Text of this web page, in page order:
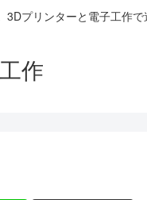
プリンターと電子工作で
作